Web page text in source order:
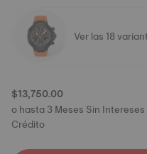
Ver las 18
$13,750.00
o hasta 3 Meses Sin
Crédito